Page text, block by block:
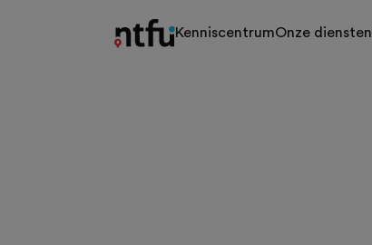
KenniscentrumOnze diensten